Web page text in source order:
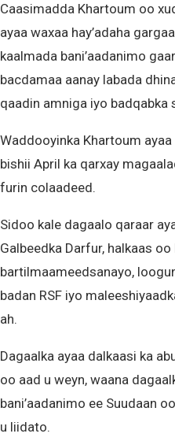
Caasimadda Khartoum oo
ayaa waxaa hay’adaha
kaalmada bani’aadanimo
bacdamaa aanay labada
qaadin amniga iyo badqabka
Waddooyinka Khartoum
bishii April ka qarxay
furin colaadeed.
Sidoo kale dagaalo qaraar
Galbeedka Darfur, halkaas
bartilmaameedsanayo,
badan RSF iyo
ah.
Dagaalka ayaa dalkaasi ka
oo aad u weyn, waana
bani’aadanimo ee Suudaan
u liidato.